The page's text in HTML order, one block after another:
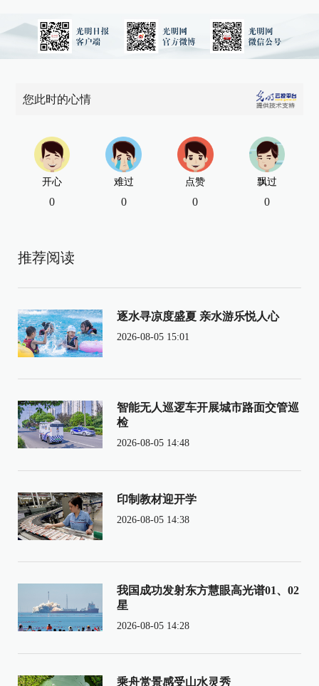
您此时的心情
开心
0
难过
0
点赞
0
飘过
0
推荐阅读
逐水寻凉度盛夏 亲水游乐悦人心
2026-08-05 15:01
智能无人巡逻车开展城市路面交管巡
检
2026-08-05 14:48
印制教材迎开学
2026-08-05 14:38
我国成功发射东方慧眼高光谱01、02
星
2026-08-05 14:28
乘舟赏景感受山水灵秀